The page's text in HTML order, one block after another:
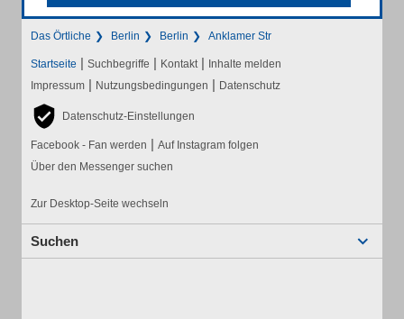
Das Örtliche Berlin Berlin Anklamer Str
Startseite | Suchbegriffe | Kontakt | Inhalte melden
Impressum | Nutzungsbedingungen | Datenschutz
Datenschutz-Einstellungen
Facebook - Fan werden | Auf Instagram folgen
Über den Messenger suchen
Zur Desktop-Seite wechseln
Suchen